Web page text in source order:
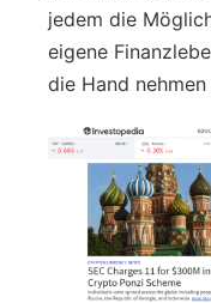
jedem die
eigene
die Hand